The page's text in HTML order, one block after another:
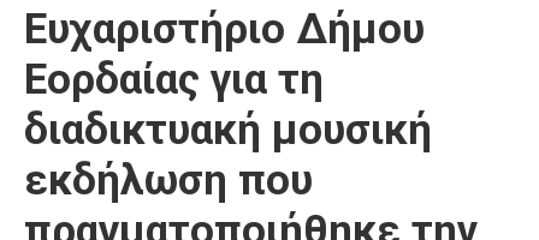
Προσκλήσεις
Αποφάσεις
Τηλέφωνα
Καιρός
Ευχαριστήριο Δήμου
Εορδαίας για τη
διαδικτυακή μουσική
εκδήλωση που